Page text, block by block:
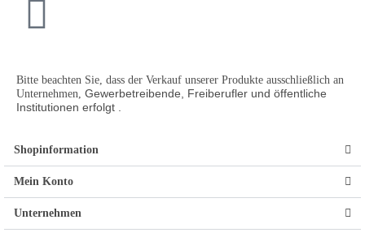
Bitte beachten Sie, dass der Verkauf unserer Produkte ausschließlich an
Unternehmen, Gewerbetreibende, Freiberufler und öffentliche
Institutionen erfolgt .
Shopinformation
Mein Konto
Unternehmen